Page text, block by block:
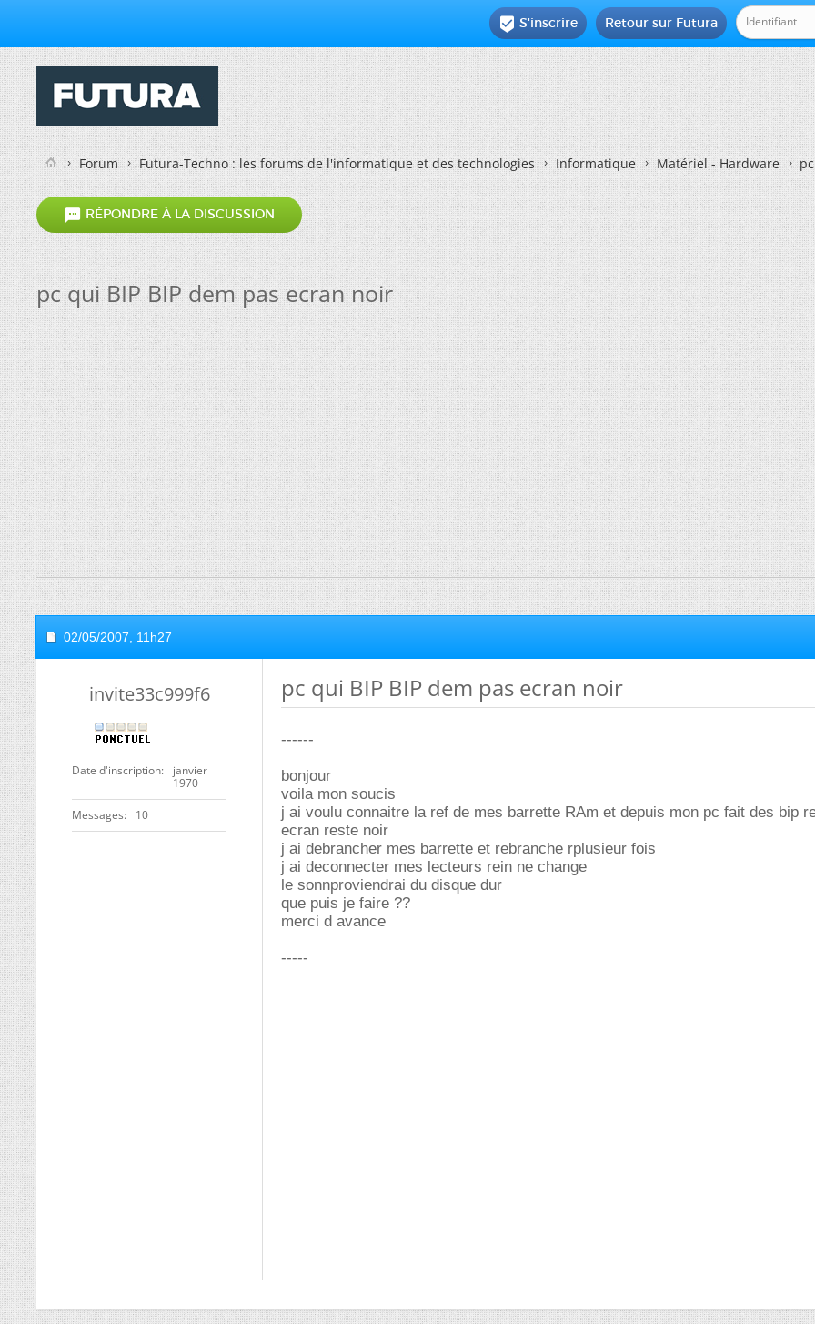
Retour sur Futura
 S'inscrire
Forum Futura-Techno : les forums de l'informatique et des technologies Informatique Matériel - Hardware
 RÉPONDRE À LA DISCUSSION
pc qui BIP BIP dem pas ecran noir
02/05/2007, 11h27
invite33c999f6
Date d'inscription
janvier
1970
Messages 10
pc qui BIP BIP dem pas ecran noir
------
bonjour
voila mon soucis
j ai voulu connaitre la ref de mes barrette RAm et depuis mon pc fait des bip
ecran reste noir
j ai debrancher mes barrette et rebranche rplusieur fois
j ai deconnecter mes lecteurs rein ne change
le sonnproviendrai du disque dur
que puis je faire ??
merci d avance
-----